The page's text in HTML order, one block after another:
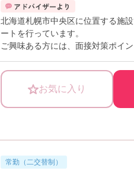
北海道札幌市中央区に位置する施
ートを行っています。
ご興味ある方には、面接対策ポイ
お気に入り
常勤（二交替制）